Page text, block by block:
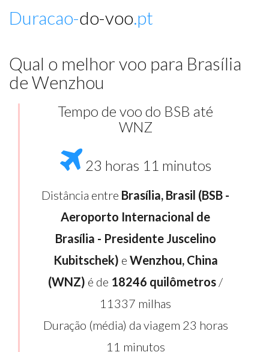
Duracao-do-voo.pt
Qual o melhor voo para Brasília
de Wenzhou
Tempo de voo do BSB até
WNZ
23 horas 11 minutos
Distância entre Brasília, Brasil (BSB -
Aeroporto Internacional de
Brasília - Presidente Juscelino
Kubitschek) e Wenzhou, China
(WNZ) é de 18246 quilômetros /
11337 milhas
Duração (média) da viagem 23 horas
11 minutos